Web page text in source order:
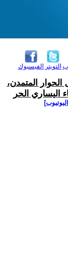
الفيسبوك التويتر
الحوار المتمدن،
اليساري الحر